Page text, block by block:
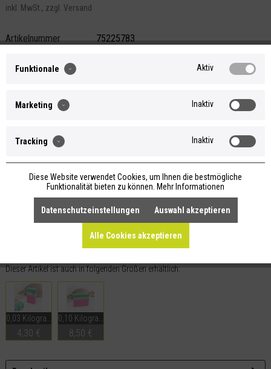
inkl. MwSt., zzgl. Versand
Artikelnummer
75225783
Versand
Auf Lager. Versand in 2-3 Werktagen
Zahlungseingang. Bei unerwartet hohem
Bestellaufkommen (z.B. nach Aktion oder
nachlesen.2
WARENKORB
Dieser Artikel ist auch in folgenden Größen erhältlich:
4,30 € 8,50 €
Funktionale Aktiv
Marketing Inaktiv
Tracking Inaktiv
Diese Website verwendet Cookies, um Ihnen die bestmögliche
Funktionalität bieten zu können. Mehr Informationen
Datenschutzeinstellungen Auswahl akzeptieren
Alle Cookies akzeptieren